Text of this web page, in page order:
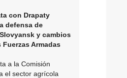
con Drapaty
defensa de
y cambios
Armadas
a la Comisión
el sector agrícola